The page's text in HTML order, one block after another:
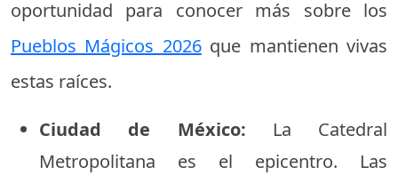
oportunidad para conocer más sobre los
Pueblos Mágicos 2026que mantienen vivas
estas raíces.
Ciudad de México: La Catedral
Metropolitana es el epicentro. Las